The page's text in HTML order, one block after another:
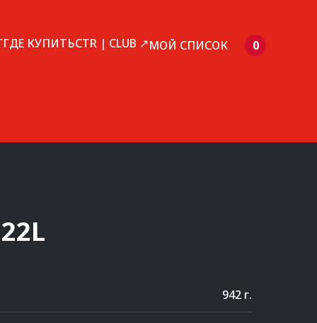
ГДЕ КУПИТЬCTR | CLUB ↗МОЙ СПИСОК 0
942 г.